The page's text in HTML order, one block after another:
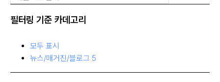
필터링 기준 카데고리
모두 표시
뉴스/매거진/블로그 5